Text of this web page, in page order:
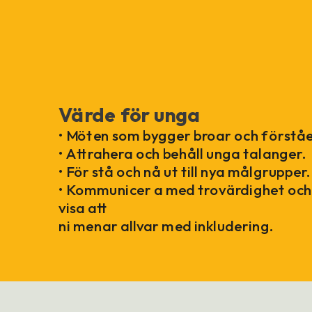
Värde för unga
• Möten som bygger broar och
• Attrahera och behåll unga talanger.
• För stå och nå ut till nya målgrupper.
• Kommunicer a med trovärdighet och
visa att
ni menar allvar med inkludering.